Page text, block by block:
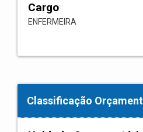
Cargo
ENFERMEIRA
Classificação